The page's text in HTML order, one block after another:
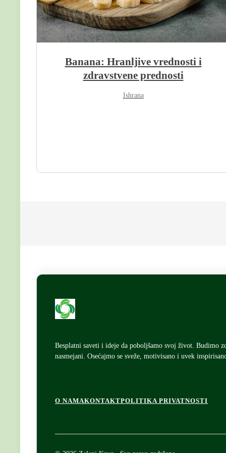
Banana: Hranljive vrednosti i
zdravstvene prednosti
Ishrana
Besplatni saveti i ideje da poboljšamo svoj život. Budimo
nasmejani. Osećajmo se sveže, motivisano i uvek
F
O NAMAKONTAKTPOLITIKA PRIVATNOSTI